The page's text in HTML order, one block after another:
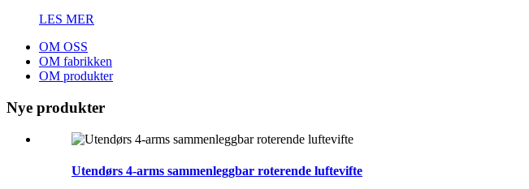
LES MER
OM OSS
OM fabrikken
OM produkter
Nye produkter
Utendørs 4-arms sammenleggbar roterende luftevifte